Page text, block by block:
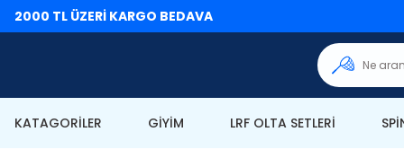
2000 TL ÜZERİ KARGO BEDAVA
KATAGORİLER GİYİM LRF OLTA SETLERİ